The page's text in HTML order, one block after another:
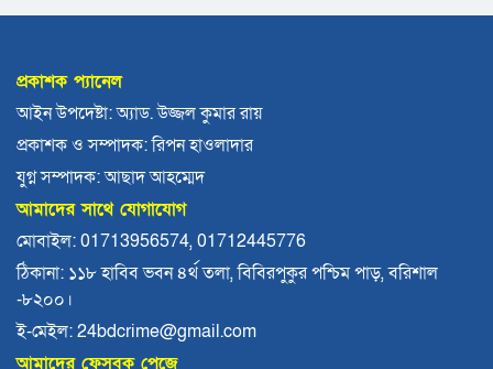
বঙ্গোপসাগরের এক রূপচাঁদার দাম ৪ হাজার
টাকায়
বরিশালে বাল্কহেডের ধাক্কায় সেতু ধস,
চলাচল বন্ধ
বিএমপির ২২তম কমিশনার হিসেবে যোগ
প্রকাশক প্যানেল
আইন উপদেষ্টা: অ্যাড. উজ্জল কুমার রায়
প্রকাশক ও সম্পাদক: রিপন হাওলাদার
যুগ্ন সম্পাদক: আছাদ আহম্মেদ
আমাদের সাথে যোগাযোগ
মোবাইল: 01713956574, 01712445776
ঠিকানা: ১১৮ হাবিব ভবন ৪র্থ তলা, বিবিরপুকুর পশ্চিম পাড়, বরিশাল
-৮২০০।
ই-মেইল: 24bdcrime@gmail.com
আমাদের ফেসবুক পেজে